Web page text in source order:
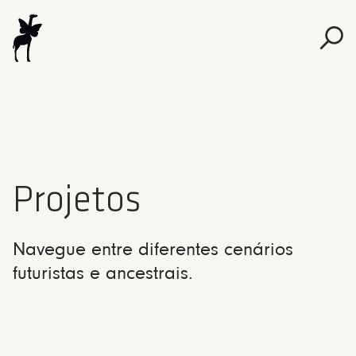
Projetos
Navegue entre diferentes cenários
futuristas e ancestrais.